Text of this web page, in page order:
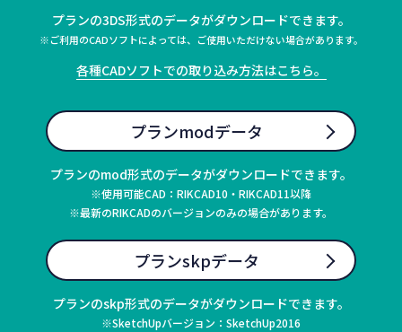
プランの3DS形式のデータがダウンロードできます。
※ご利用のCADソフトによっては、ご使用いただけない場合があります。
各種CADソフトでの取り込み方法はこちら。
プランmodデータ
プランのmod形式のデータがダウンロードできます。
※使用可能CAD：RIKCAD10・RIKCAD11以降
※最新のRIKCADのバージョンのみの場合があります。
プランskpデータ
プランのskp形式のデータがダウンロードできます。
※SketchUpバージョン：SketchUp2016